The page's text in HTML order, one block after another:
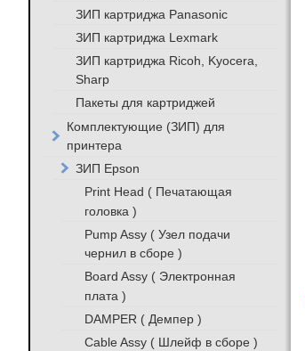
ЗИП картриджа Panasonic
ЗИП картриджа Lexmark
ЗИП картриджа Ricoh, Kyocera,
Sharp
Пакеты для картриджей
Комплектующие (ЗИП) для
принтера
ЗИП Epson
Print Head ( Печатающая
головка )
Pump Assy ( Узел подачи
чернил в сборе )
Board Assy ( Электронная
плата )
DAMPER ( Демпер )
Cable Assy ( Шлейф в сборе )